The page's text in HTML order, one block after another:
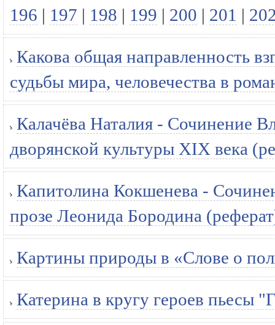
196 | 197 | 198 | 199 | 200 | 201 |
Какова общая направленность
судьбы мира, человечества в
Калачёва Наталия - Сочинение
дворянской культуры XIX века
Капитолина Кокшенева -
прозе Леонида Бородина
Картины природы в «Слове о
Катерина в кругу героев пьесы